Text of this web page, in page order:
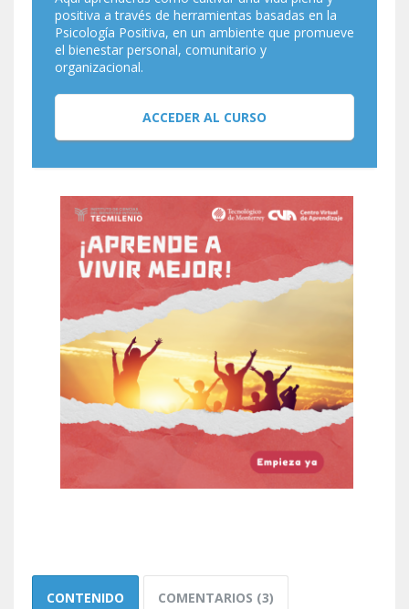
positiva a través de herramientas basadas en la
Psicología Positiva, en un ambiente que promueve
el bienestar personal, comunitario y
organizacional.
ACCEDER AL CURSO
CONTENIDO COMENTARIOS (3)